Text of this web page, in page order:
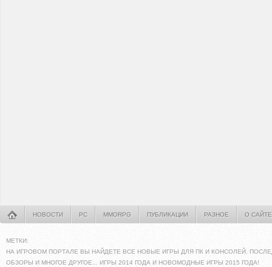
НОВОСТИ PC MMORPG ПУБЛИКАЦИИ РАЗНОЕ О САЙТЕ
МЕТКИ:
НА ИГРОВОМ ПОРТАЛЕ ВЫ НАЙДЕТЕ ВСЕ НОВЫЕ ИГРЫ ДЛЯ ПК И КОНСОЛЕЙ.
ОБЗОРЫ И МНОГОЕ ДРУГОЕ... ИГРЫ 2014 ГОДА И НОВОМОДНЫЕ ИГРЫ 2015 ГОДА!